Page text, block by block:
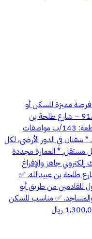
مميزة للسكن أو
الاستثمار. 📍 الموقع: حي بدر – مخطط 91/1 – شارع طلحة بن
عبيدالله. 📐 المساحة: 607 م² 📍 رقم القطعة: 143/ب مواصفات
* ركنية على شارعين (30م و15م). * شقتان في الدور الأرضي، لكل
* العمارة مجددة
جاهز والإفراغ
طلحة بن عبيدالله. ✅
للقادمين من طريق أبو
✅ مناسب للسكن